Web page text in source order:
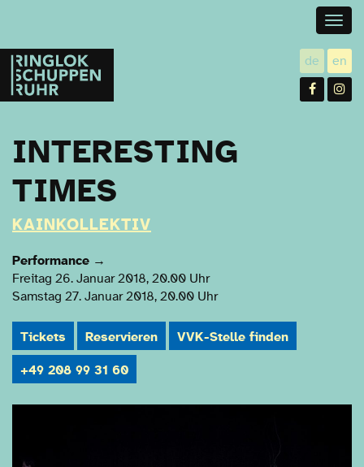
Ringlokschuppen
Ruhr
de utsch
en
INTERESTING
TIMES
KAINKOLLEKTIV
Performance →
Freitag 26. Januar 2018, 20.00 Uhr
Samstag 27. Januar 2018, 20.00 Uhr
Tickets Reservieren VVK-Stelle finden
+49 208 99 31 60